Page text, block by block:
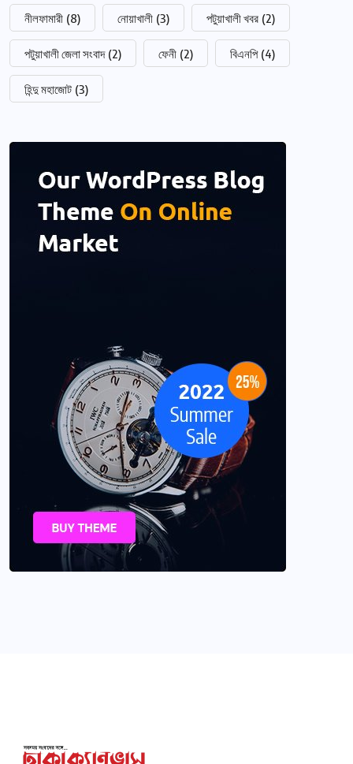
নীলফামারী (8) নোয়াখালী (3) পটুয়াখালী খবর (2)
পটুয়াখালী জেলা সংবাদ (2) ফেনী (2) বিএনপি (4)
হিন্দু মহাজোট (3)